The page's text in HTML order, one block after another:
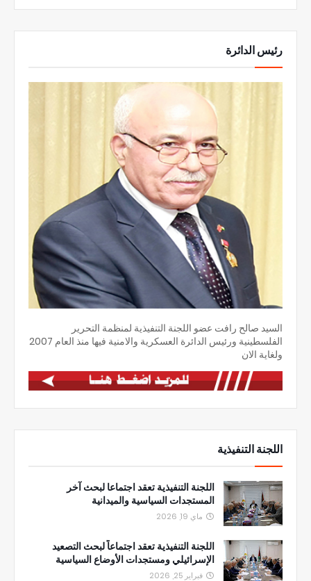
رئيس الدائرة
السيد صالح رافت عضو اللجنة التنفيذية لمنظمة التحرير
الفلسطينية ورئيس الدائرة العسكرية والامنية فيها منذ العام 2007
ولغاية الان
اللجنة التنفيذية
اللجنة التنفيذية تعقد اجتماعا لبحث آخر
المستجدات السياسية والميدانية
ماي 19, 2026
اللجنة التنفيذية تعقد اجتماعاً لبحث التصعيد
الإسرائيلي ومستجدات الأوضاع السياسية
فبراير 25, 2026